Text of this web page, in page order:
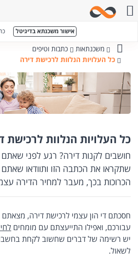
אישור משכנתא בדיגיטל
בנק
משכנתאות
כתבות וטיפים
כל העלויות הנלוות לרכישת דירה
כל העלויות הנלוות לרכישת
חושבים לקנות דירה? רגע לפני שאתם
שתקראו את הכתבה הזו ותוודאו שאתם
הכרוכות בכך, מעבר למחיר הדירה
חסכתם די הון עצמי לרכישת דירה,
עבורכם, ואפילו התייעצתם עם מומחים
יש רשימה של דברים שחשוב לקחת
לשאול.